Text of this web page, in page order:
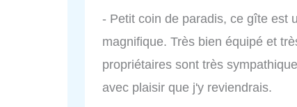
- Petit coin de paradis, ce gîte est
magnifique. Très bien équipé et
propriétaires sont très
avec plaisir que j'y reviendrais.